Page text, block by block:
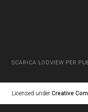
SCARICA LODVIEW PER
Licensed under Creative